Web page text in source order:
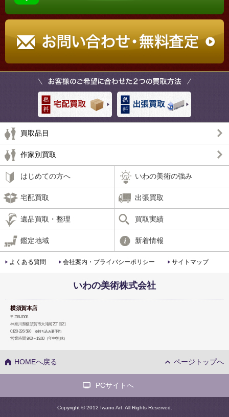
買取品目
作家別買取
はじめての方へ いわの美術の強み
宅配買取 出張買取
遺品買取・整理 買取実績
鑑定地域 新着情報
よくある質問 会社案内・プライバシーポリシー サイトマップ
いわの美術株式会社
横須賀本店
〒238-0008
神奈川県横須賀市大滝町2丁目21
0120-226-590
※持ち込み要予約
営業時間 9:00～19:00（年中無休）
HOMEへ戻る ページトップへ
PCサイトへ
Copyright © 2012 Iwano Art. All Rights Reserved.